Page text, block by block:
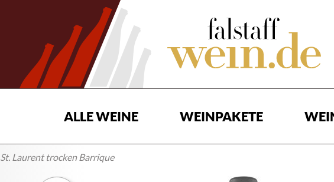
ALLE WEINE WEINPAKETE
St. Laurent trocken Barrique